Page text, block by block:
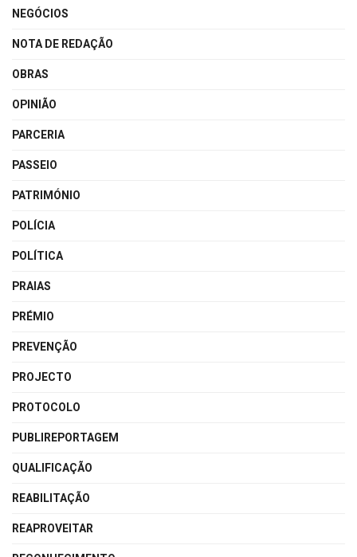
NEGÓCIOS
NOTA DE REDAÇÃO
OBRAS
OPINIÃO
PARCERIA
PASSEIO
PATRIMÓNIO
POLÍCIA
POLÍTICA
PRAIAS
PRÉMIO
PREVENÇÃO
PROJECTO
PROTOCOLO
PUBLIREPORTAGEM
QUALIFICAÇÃO
REABILITAÇÃO
REAPROVEITAR